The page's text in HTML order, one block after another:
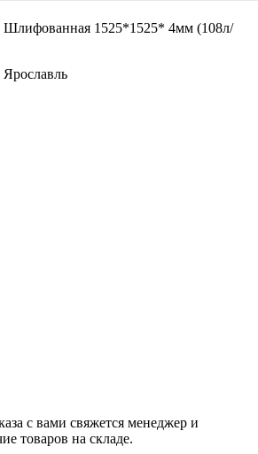
1525*1525* 4мм (108л/
с вами свяжется менеджер и
товаров на складе.